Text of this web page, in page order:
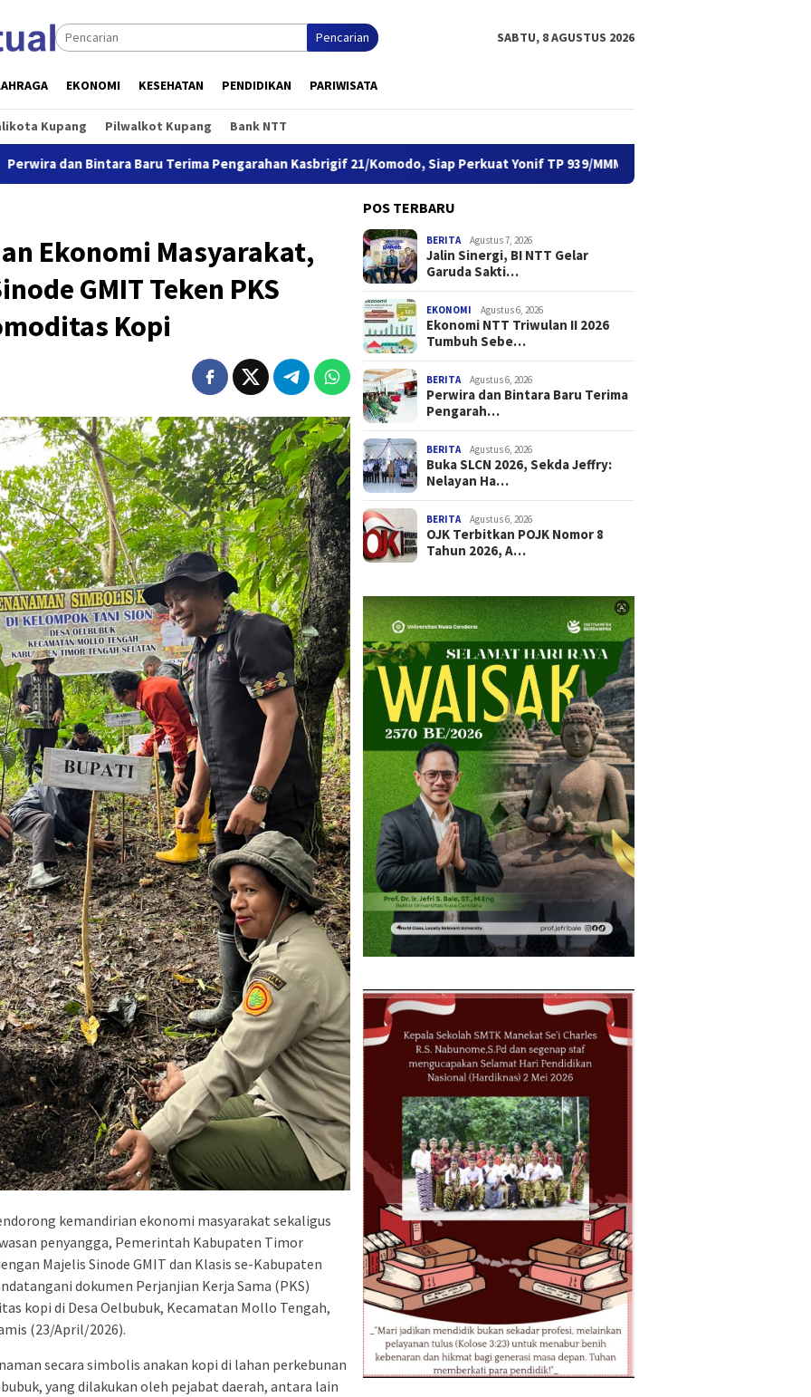
Pencarian SABTU, 8 AGUSTUS 2026
EKONOMI KESEHATAN PENDIDIKAN PARIWISATA
Kupang Pilwalkot Kupang Bank NTT
Terima Pengarahan Kasbrigif 21/Komodo, Siap Perkuat Yonif TP 939/MMM Buka SLCN 2026, Sekda Jeffry: Nelayan
Ekonomi Masyarakat,
GMIT Teken PKS
Kopi
kemandirian ekonomi masyarakat sekaligus
penyangga, Pemerintah Kabupaten Timor
Majelis Sinode GMIT dan Klasis se-Kabupaten
dokumen Perjanjian Kerja Sama (PKS)
kopi di Desa Oelbubuk, Kecamatan Mollo Tengah,
(23/April/2026).
secara simbolis anakan kopi di lahan perkebunan
yang dilakukan oleh pejabat daerah, antara lain
POS TERBARU
BERITA Agustus 7, 2026
Jalin Sinergi, BI NTT Gelar
Garuda Sakti…
EKONOMI Agustus 6, 2026
Ekonomi NTT Triwulan II 2026
Tumbuh Sebe…
BERITA Agustus 6, 2026
Perwira dan Bintara Baru Terima
Pengarah…
BERITA Agustus 6, 2026
Buka SLCN 2026, Sekda Jeffry:
Nelayan Ha…
BERITA Agustus 6, 2026
OJK Terbitkan POJK Nomor 8
Tahun 2026, A…